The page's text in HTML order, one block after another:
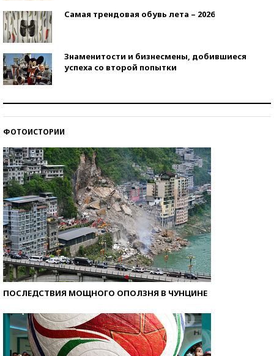
Самая трендовая обувь лета – 2026
Знаменитости и бизнесмены, добившиеся
успеха со второй попытки
ФОТОИСТОРИИ
ПОСЛЕДСТВИЯ МОЩНОГО ОПОЛЗНЯ В ЧУНЦИНЕ